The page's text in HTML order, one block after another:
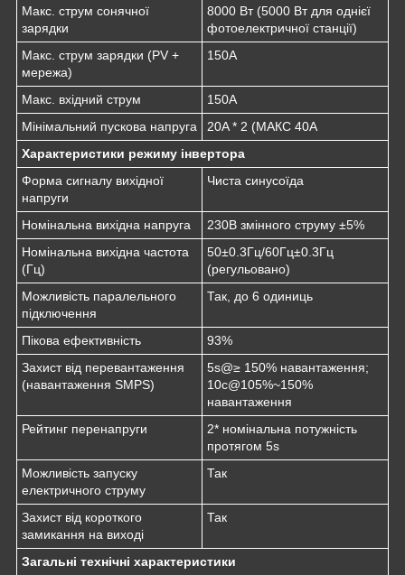
Макс. струм сонячної
зарядки
8000 Вт (5000 Вт для однієї
фотоелектричної станції)
Макс. струм зарядки (PV +
мережа)
150A
Макс. вхідний струм
150A
Мінімальний пускова напруга
20A * 2 (МАКС 40A
Характеристики режиму інвертора
Форма сигналу вихідної
напруги
Чиста синусоїда
Номінальна вихідна напруга
230В змінного струму ±5%
Номінальна вихідна частота
(Гц)
50±0.3Гц/60Гц±0.3Гц
(регульовано)
Можливість паралельного
підключення
Так, до 6 одиниць
Пікова ефективність
93%
Захист від перевантаження
(навантаження SMPS)
5s@≥ 150% навантаження;
10с@105%~150%
навантаження
Рейтинг перенапруги
2* номінальна потужність
протягом 5s
Можливість запуску
електричного струму
Так
Захист від короткого
замикання на виході
Так
Загальні технічні характеристики